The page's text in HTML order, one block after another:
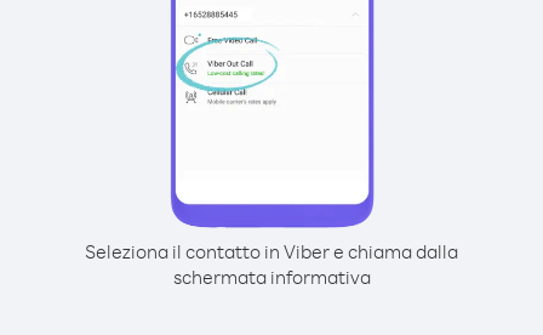
Seleziona il contatto in Viber e chiama dalla
schermata informativa